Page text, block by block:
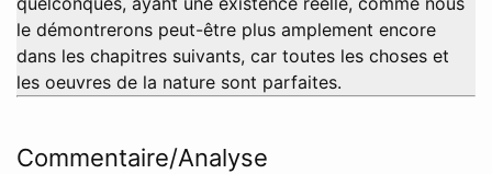
le démontrerons peut-être plus amplement encore
dans les chapitres suivants, car toutes les choses et
les oeuvres de la nature sont parfaites.
Commentaire/Analyse